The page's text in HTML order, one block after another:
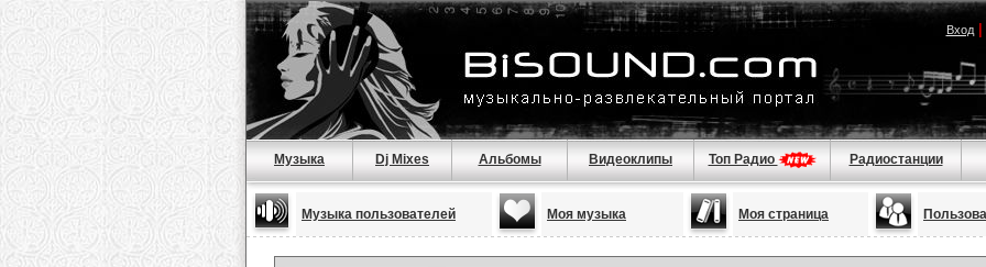
Вход|
Музыка Dj Mixes Альбомы Видеоклипы Топ Радио Радиостанции
Музыка пользователей Моя музыка Моя страница